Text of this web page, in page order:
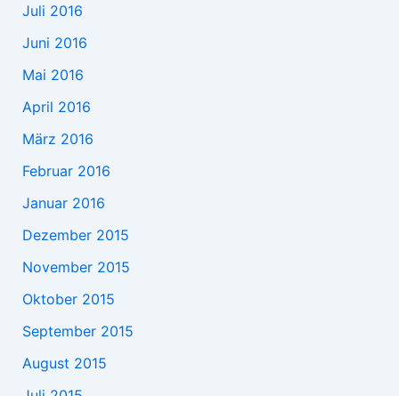
Juli 2016
Juni 2016
Mai 2016
April 2016
März 2016
Februar 2016
Januar 2016
Dezember 2015
November 2015
Oktober 2015
September 2015
August 2015